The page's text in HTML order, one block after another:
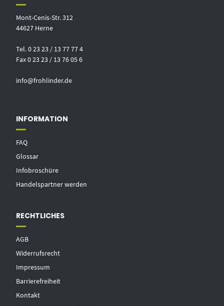
Mont-Cenis-Str. 312
44627 Herne
Tel. 0 23 23 / 13 77 77 4
Fax 0 23 23 / 13 76 05 6
info@frohlinder.de
INFORMATION
FAQ
Glossar
Infobroschüre
Handelspartner werden
RECHTLICHES
AGB
Widerrufsrecht
Impressum
Barrierefreiheit
Kontakt